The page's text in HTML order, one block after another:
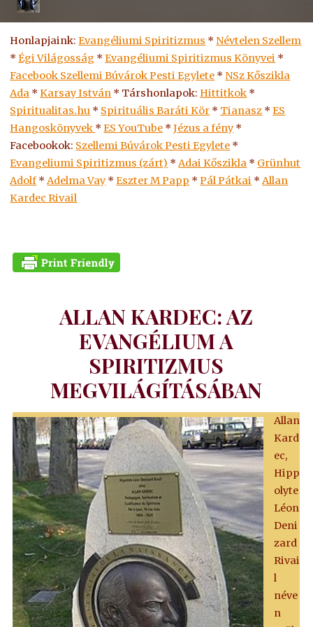
Honlapjaink:Evangéliumi Spiritizmus * Névtelen Szellem
*Égi Világosság *Evangéliumi Spiritizmus Könyvei *
Facebook Szellemi Búvárok Pesti Egylete * NSz Kőszikla
Ada *Karsay István * Társhonlapok:Hittitkok *
Spiritualitas.hu * Spirituális Baráti Kör * Tianasz *ES
Hangoskönyvek *ESYouTube *Jézus a fény *
Facebookok: Szellemi Búvárok Pesti Egylete *
Evangeliumi Spiritizmus (zárt) *Adai Kőszikla * Grünhut
Adolf *Adelma Vay *Eszter M Papp *Pál Pátkai *Allan
Kardec Rivail
ALLAN KARDEC: AZ
EVANGÉLIUM A
SPIRITIZMUS
MEGVILÁGÍTÁSÁBAN
Allan
Kard
ec,
Hipp
olyte
Léon
Deni
zard
Rivai
l
néve
n